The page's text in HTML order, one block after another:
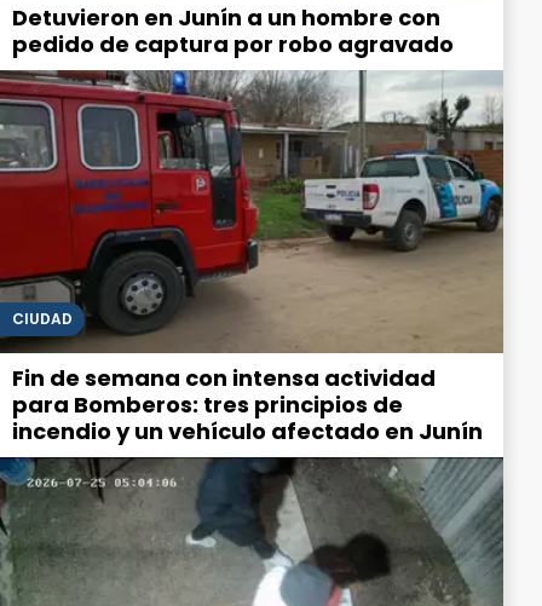
Detuvieron en Junín a un hombre con
pedido de captura por robo agravado
CIUDAD
Fin de semana con intensa actividad
para Bomberos: tres principios de
incendio y un vehículo afectado en Junín